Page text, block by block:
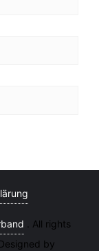
. All rights
by